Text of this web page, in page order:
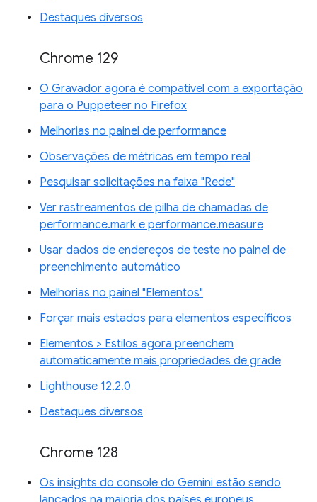
Destaques diversos
Chrome 129
O Gravador agora é compatível com a exportação
para o Puppeteer no Firefox
Melhorias no painel de performance
Observações de métricas em tempo real
Pesquisar solicitações na faixa "Rede"
Ver rastreamentos de pilha de chamadas de
performance.mark e performance.measure
Usar dados de endereços de teste no painel de
preenchimento automático
Melhorias no painel "Elementos"
Forçar mais estados para elementos específicos
Elementos > Estilos agora preenchem
automaticamente mais propriedades de grade
Lighthouse 12.2.0
Destaques diversos
Chrome 128
Os insights do console do Gemini estão sendo